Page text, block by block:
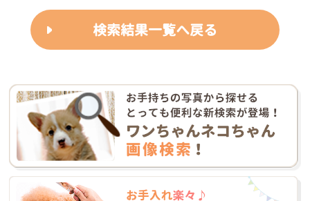
検索結果一覧へ戻る